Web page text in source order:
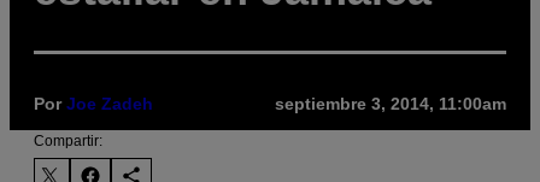
PorJoe Zadeh septiembre 3, 2014, 11:00am
Compartir: